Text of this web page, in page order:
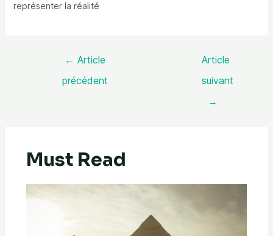
représenter la réalité
← Article
précédent
Article
suivant
→
Must Read